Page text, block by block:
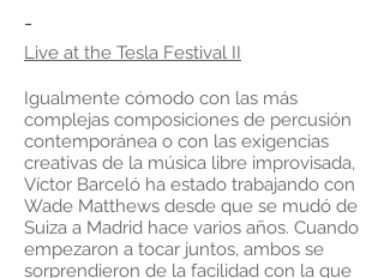
-
Live at the Tesla Festival II
Igualmente cómodo con las más
complejas composiciones de percusión
contemporánea o con las exigencias
creativas de la música libre improvisada,
Víctor Barceló ha estado trabajando con
Wade Matthews desde que se mudó de
Suiza a Madrid hace varios años. Cuando
empezaron a tocar juntos, ambos se
sorprendieron de la facilidad con la que